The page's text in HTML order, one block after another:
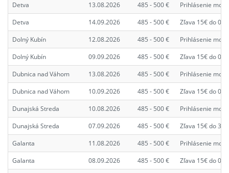
Detva
13.08.2026 485 - 500 €
Prihlásenie
Detva
14.09.2026 485 - 500 €
Zľava 15€ do
Dolný Kubín
12.08.2026 485 - 500 €
Prihlásenie
Dolný Kubín
09.09.2026 485 - 500 €
Zľava 15€ do
Dubnica nad Váhom
13.08.2026 485 - 500 €
Prihlásenie
Dubnica nad Váhom
10.09.2026 485 - 500 €
Zľava 15€ do
Dunajská Streda
10.08.2026 485 - 500 €
Prihlásenie
Dunajská Streda
07.09.2026 485 - 500 €
Zľava 15€ do
Galanta
11.08.2026 485 - 500 €
Prihlásenie
Galanta
08.09.2026 485 - 500 €
Zľava 15€ do